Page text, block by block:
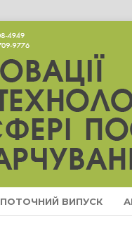
ПОТОЧНИЙ ВИПУСК